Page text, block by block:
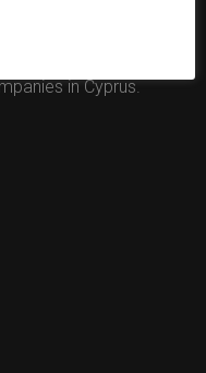
in Cyprus.